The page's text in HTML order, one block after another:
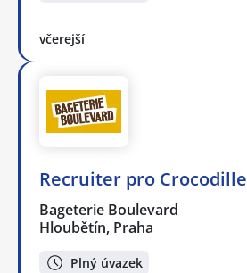
včerejší
Recruiter pro Crocodille
Bageterie Boulevard
Hloubětín, Praha
Plný úvazek